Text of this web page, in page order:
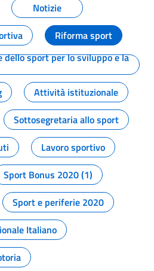
Notizie
Riforma sport
dello sport per lo sviluppo e la
Attività istituzionale
Sottosegretaria allo sport
Lavoro sportivo
Sport Bonus 2020 (1)
Sport e periferie 2020
Italiano